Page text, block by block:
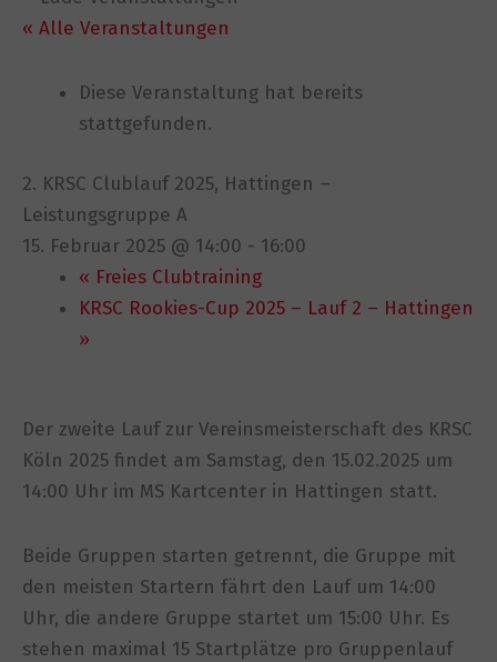
« Alle Veranstaltungen
Diese Veranstaltung hat bereits
stattgefunden.
2. KRSC Clublauf 2025, Hattingen –
Leistungsgruppe A
15. Februar 2025 @ 14:00 - 16:00
« Freies Clubtraining
KRSC Rookies-Cup 2025 – Lauf 2 – Hattingen
»
Der zweite Lauf zur Vereinsmeisterschaft des KRSC
Köln 2025 findet am Samstag, den 15.02.2025 um
14:00 Uhr im MS Kartcenter in Hattingen statt.
Beide Gruppen starten getrennt, die Gruppe mit
den meisten Startern fährt den Lauf um 14:00
Uhr, die andere Gruppe startet um 15:00 Uhr. Es
stehen maximal 15 Startplätze pro Gruppenlauf